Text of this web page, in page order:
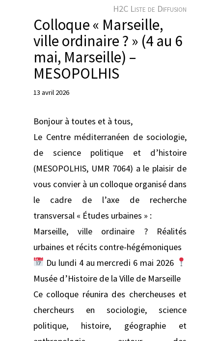
H2C Liste de Diffusion
Colloque « Marseille,
ville ordinaire ? » (4 au 6
mai, Marseille) –
MESOPOLHIS
13 avril 2026
Bonjour à toutes et à tous,
Le Centre méditerranéen de sociologie,
de science politique et d’histoire
(MESOPOLHIS, UMR 7064) a le plaisir de
vous convier à un colloque organisé dans
le cadre de l’axe de recherche
transversal « Études urbaines » :
Marseille, ville ordinaire ? Réalités
urbaines et récits contre-hégémoniques
Du lundi 4 au mercredi 6 mai 2026
Musée d’Histoire de la Ville de Marseille
Ce colloque réunira des chercheuses et
chercheurs en sociologie, science
politique, histoire, géographie et